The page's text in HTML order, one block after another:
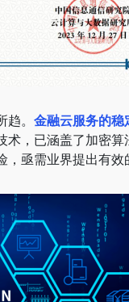
。 金融云服务的稳
，已涵盖了加密
亟需业界提出有效